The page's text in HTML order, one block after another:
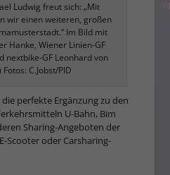
Ludwig freut sich: „Mit
wir einen weiteren, großen
Im Bild mit
Hanke, Wiener Linien-GF
nextbike-GF Leonhard von
C.Jobst/PID
perfekte Ergänzung zu den
U-Bahn, Bim
Sharing-Angeboten der
Scooter oder Carsharing-